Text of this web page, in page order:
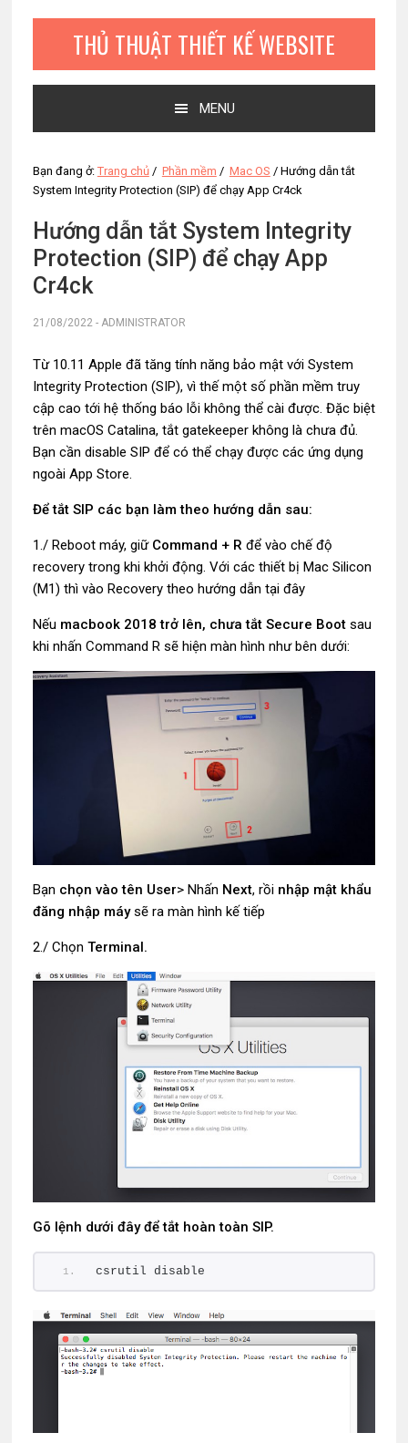
THỦ THUẬT THIẾT KẾ WEBSITE
MENU
Bạn đang ở: Trang chủ / Phần mềm / Mac OS /Hướng dẫn tắt
System Integrity Protection (SIP) để chạy App Cr4ck
Hướng dẫn tắt System Integrity
Protection (SIP) để chạy App
Cr4ck
21/08/2022- ADMINISTRATOR
Từ 10.11 Apple đã tăng tính năng bảo mật với System
Integrity Protection (SIP), vì thế một số phần mềm truy
cập cao tới hệ thống báo lỗi không thể cài được. Đặc biệt
trên macOS Catalina, tắt gatekeeper không là chưa đủ.
Bạn cần disable SIP để có thể chạy được các ứng dụng
ngoài App Store.
Để tắt SIP các bạn làm theo hướng dẫn sau:
1./ Reboot máy, giữ Command + R để vào chế độ
recovery trong khi khởi động. Với các thiết bị Mac Silicon
(M1) thì vào Recovery theo hướng dẫn tại đây
Nếu macbook 2018 trở lên, chưa tắt Secure Boot sau
khi nhấn Command R sẽ hiện màn hình như bên dưới:
Bạn chọn vào tên User> Nhấn Next, rồi nhập mật khẩu
đăng nhập máysẽ ra màn hình kế tiếp
2./ Chọn Terminal.
Gõ lệnh dưới đây để tắt hoàn toàn SIP.
csrutil disable